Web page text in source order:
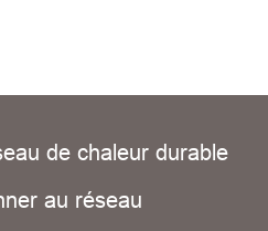
de chaleur durable
au réseau